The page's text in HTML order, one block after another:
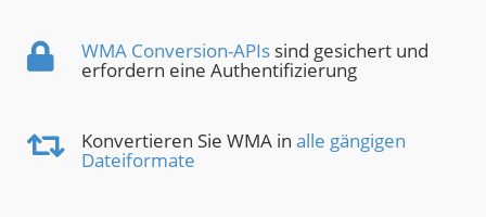
WMA Conversion-APIs sind gesichert und
erfordern eine Authentifizierung
Konvertieren Sie WMA in alle gängigen
Dateiformate